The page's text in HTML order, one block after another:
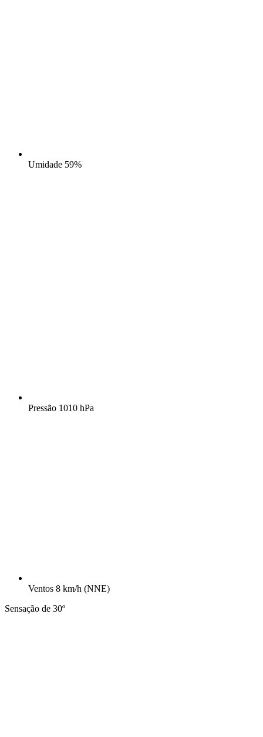
Umidade 59%
Pressão 1010 hPa
Ventos 8 km/h (NNE)
Sensação de 30º